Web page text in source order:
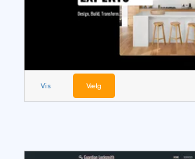
Vis Vælg